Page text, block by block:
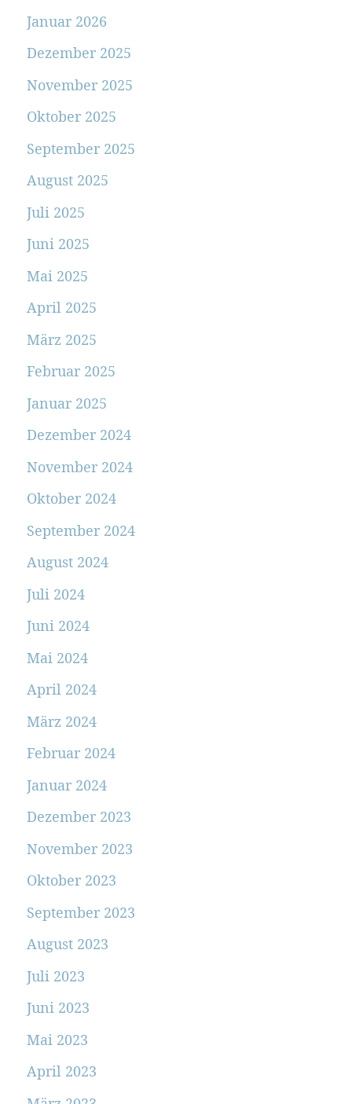
Januar 2026
Dezember 2025
November 2025
Oktober 2025
September 2025
August 2025
Juli 2025
Juni 2025
Mai 2025
April 2025
März 2025
Februar 2025
Januar 2025
Dezember 2024
November 2024
Oktober 2024
September 2024
August 2024
Juli 2024
Juni 2024
Mai 2024
April 2024
März 2024
Februar 2024
Januar 2024
Dezember 2023
November 2023
Oktober 2023
September 2023
August 2023
Juli 2023
Juni 2023
Mai 2023
April 2023